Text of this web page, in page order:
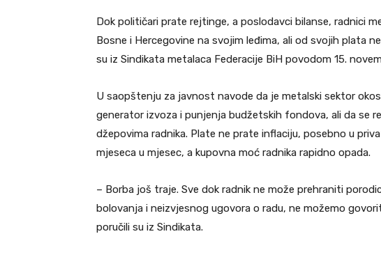
Dok političari prate rejtinge, a poslodavci bilanse, radnici
Bosne i Hercegovine na svojim leđima, ali od svojih plata
su iz Sindikata metalaca Federacije BiH povodom 15.
U saopštenju za javnost navode da je metalski sektor
generator izvoza i punjenja budžetskih fondova, ali da se
džepovima radnika. Plate ne prate inflaciju, posebno u
mjeseca u mjesec, a kupovna moć radnika rapidno opada.
– Borba još traje. Sve dok radnik ne može prehraniti
bolovanja i neizvjesnog ugovora o radu, ne možemo
poručili su iz Sindikata.